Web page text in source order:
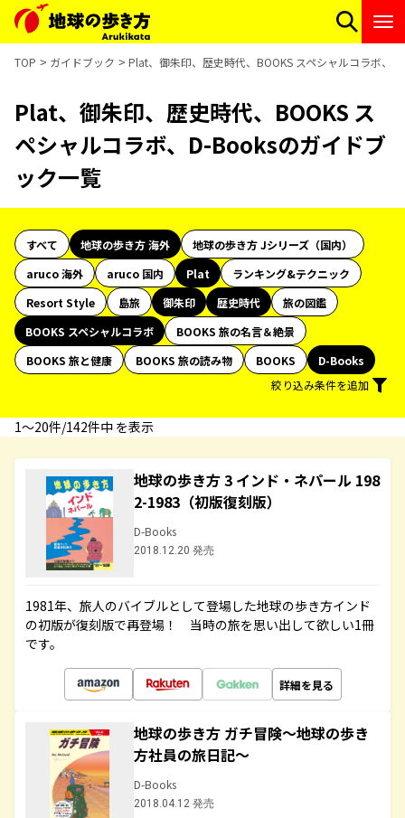
TOP ガイドブック Plat、御朱印、歴史時代、BOOKS スペシャルコラボ、
Plat、御朱印、歴史時代、BOOKS ス
ペシャルコラボ、D-Booksのガイドブ
ック一覧
すべて 地球の歩き方 海外
地球の歩き方 Jシリーズ（国内）
aruco 海外
aruco 国内 Plat
ランキング&テクニック
Resort Style
島旅 御朱印 歴史時代
旅の図鑑
BOOKS スペシャルコラボ
BOOKS 旅の名言＆絶景
BOOKS 旅と健康
BOOKS 旅の読み物 BOOKS
D-Books
絞り込み条件を追加
1〜20件/142件中 を表示
地球の歩き方 3 インド・ネパール 198
2-1983（初版復刻版）
D-Books
2018.12.20 発売
1981年、旅人のバイブルとして登場した地球の歩き方インド
の初版が復刻版で再登場！ 当時の旅を思い出して欲しい1冊
です。
詳細を見る
地球の歩き方 ガチ冒険～地球の歩き
方社員の旅日記～
D-Books
2018.04.12 発売